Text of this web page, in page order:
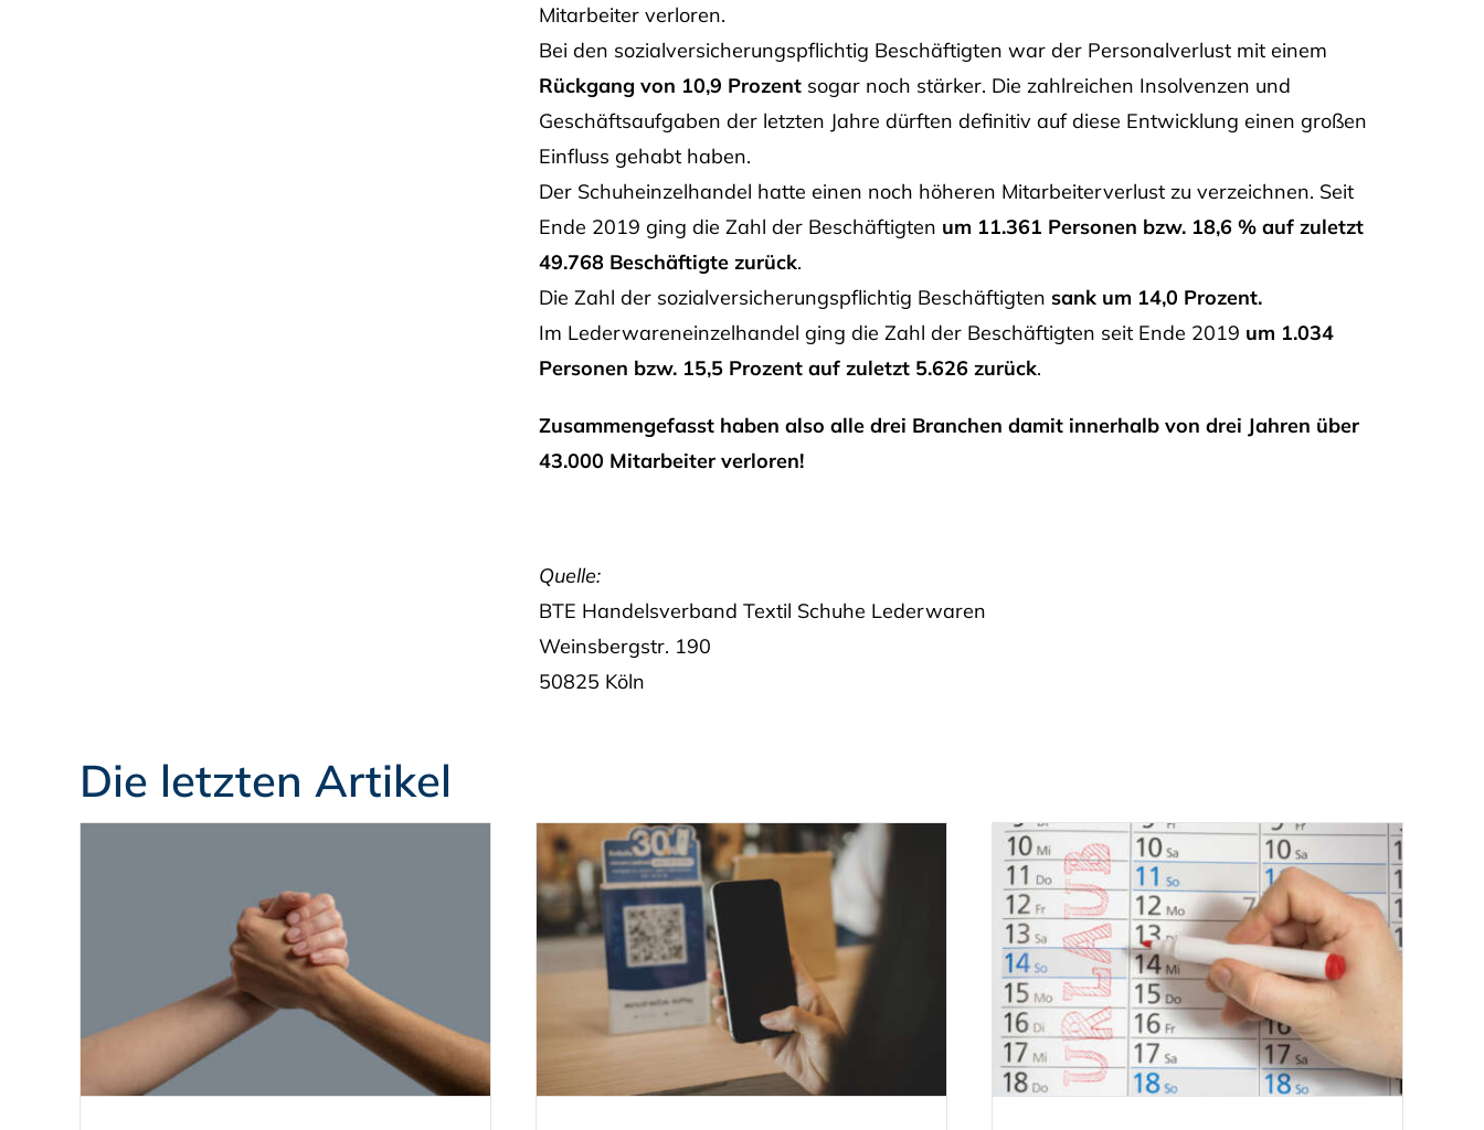
Mitarbeiter verloren.
Bei den sozialversicherungspflichtig Beschäftigten war der Personalverlust mit einem
Rückgang von 10,9 Prozentsogar noch stärker. Die zahlreichen Insolvenzen und
Geschäftsaufgaben der letzten Jahre dürften definitiv auf diese Entwicklung einen großen
Einfluss gehabt haben.
Der Schuheinzelhandel hatte einen noch höheren Mitarbeiterverlust zu verzeichnen. Seit
Ende 2019 ging die Zahl der Beschäftigten um 11.361 Personen bzw. 18,6 % auf zuletzt
49.768 Beschäftigte zurück.
Die Zahl der sozialversicherungspflichtig Beschäftigten sank um 14,0 Prozent.
Im Lederwareneinzelhandel ging die Zahl der Beschäftigten seit Ende 2019 um 1.034
Personen bzw. 15,5 Prozent auf zuletzt 5.626 zurück.
Zusammengefasst haben also alle drei Branchen damit innerhalb von drei Jahren über
43.000 Mitarbeiter verloren!
Quelle:
BTE Handelsverband Textil Schuhe Lederwaren
Weinsbergstr. 190
50825 Köln
Die letzten Artikel